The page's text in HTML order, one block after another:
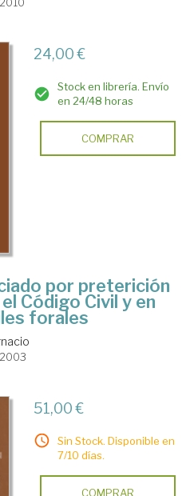
24,00 €
Stock en librería. Envío
en 24/48 horas
COMPRAR
por preterición
Código Civil y en
forales
51,00 €
Sin Stock. Disponible en
7/10 días.
COMPRAR